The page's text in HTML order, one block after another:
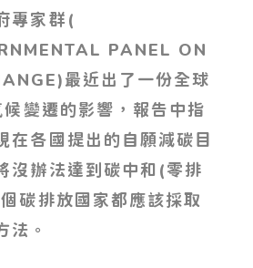
專家群(
PANEL ON
最近出了一份全球
變遷的影響，報告中指
在各國提出的自願減碳目
沒辦法達到碳中和(零排
碳排放國家都應該採取
法。